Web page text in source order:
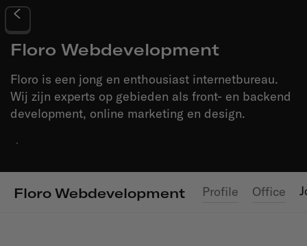
Floro Webdevelopment
Floro is een jong en enthousiast internetbureau.
Wij zijn experts op gebieden als front- en backend
development, online marketing en design.
·
Floro Webdevelopment Profile Office